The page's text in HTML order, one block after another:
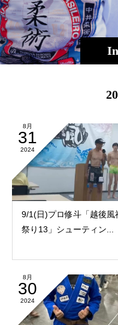
8月
31
2024
9/1(日)プロ修斗「越後風
祭り13」シューティン...
8月
30
2024